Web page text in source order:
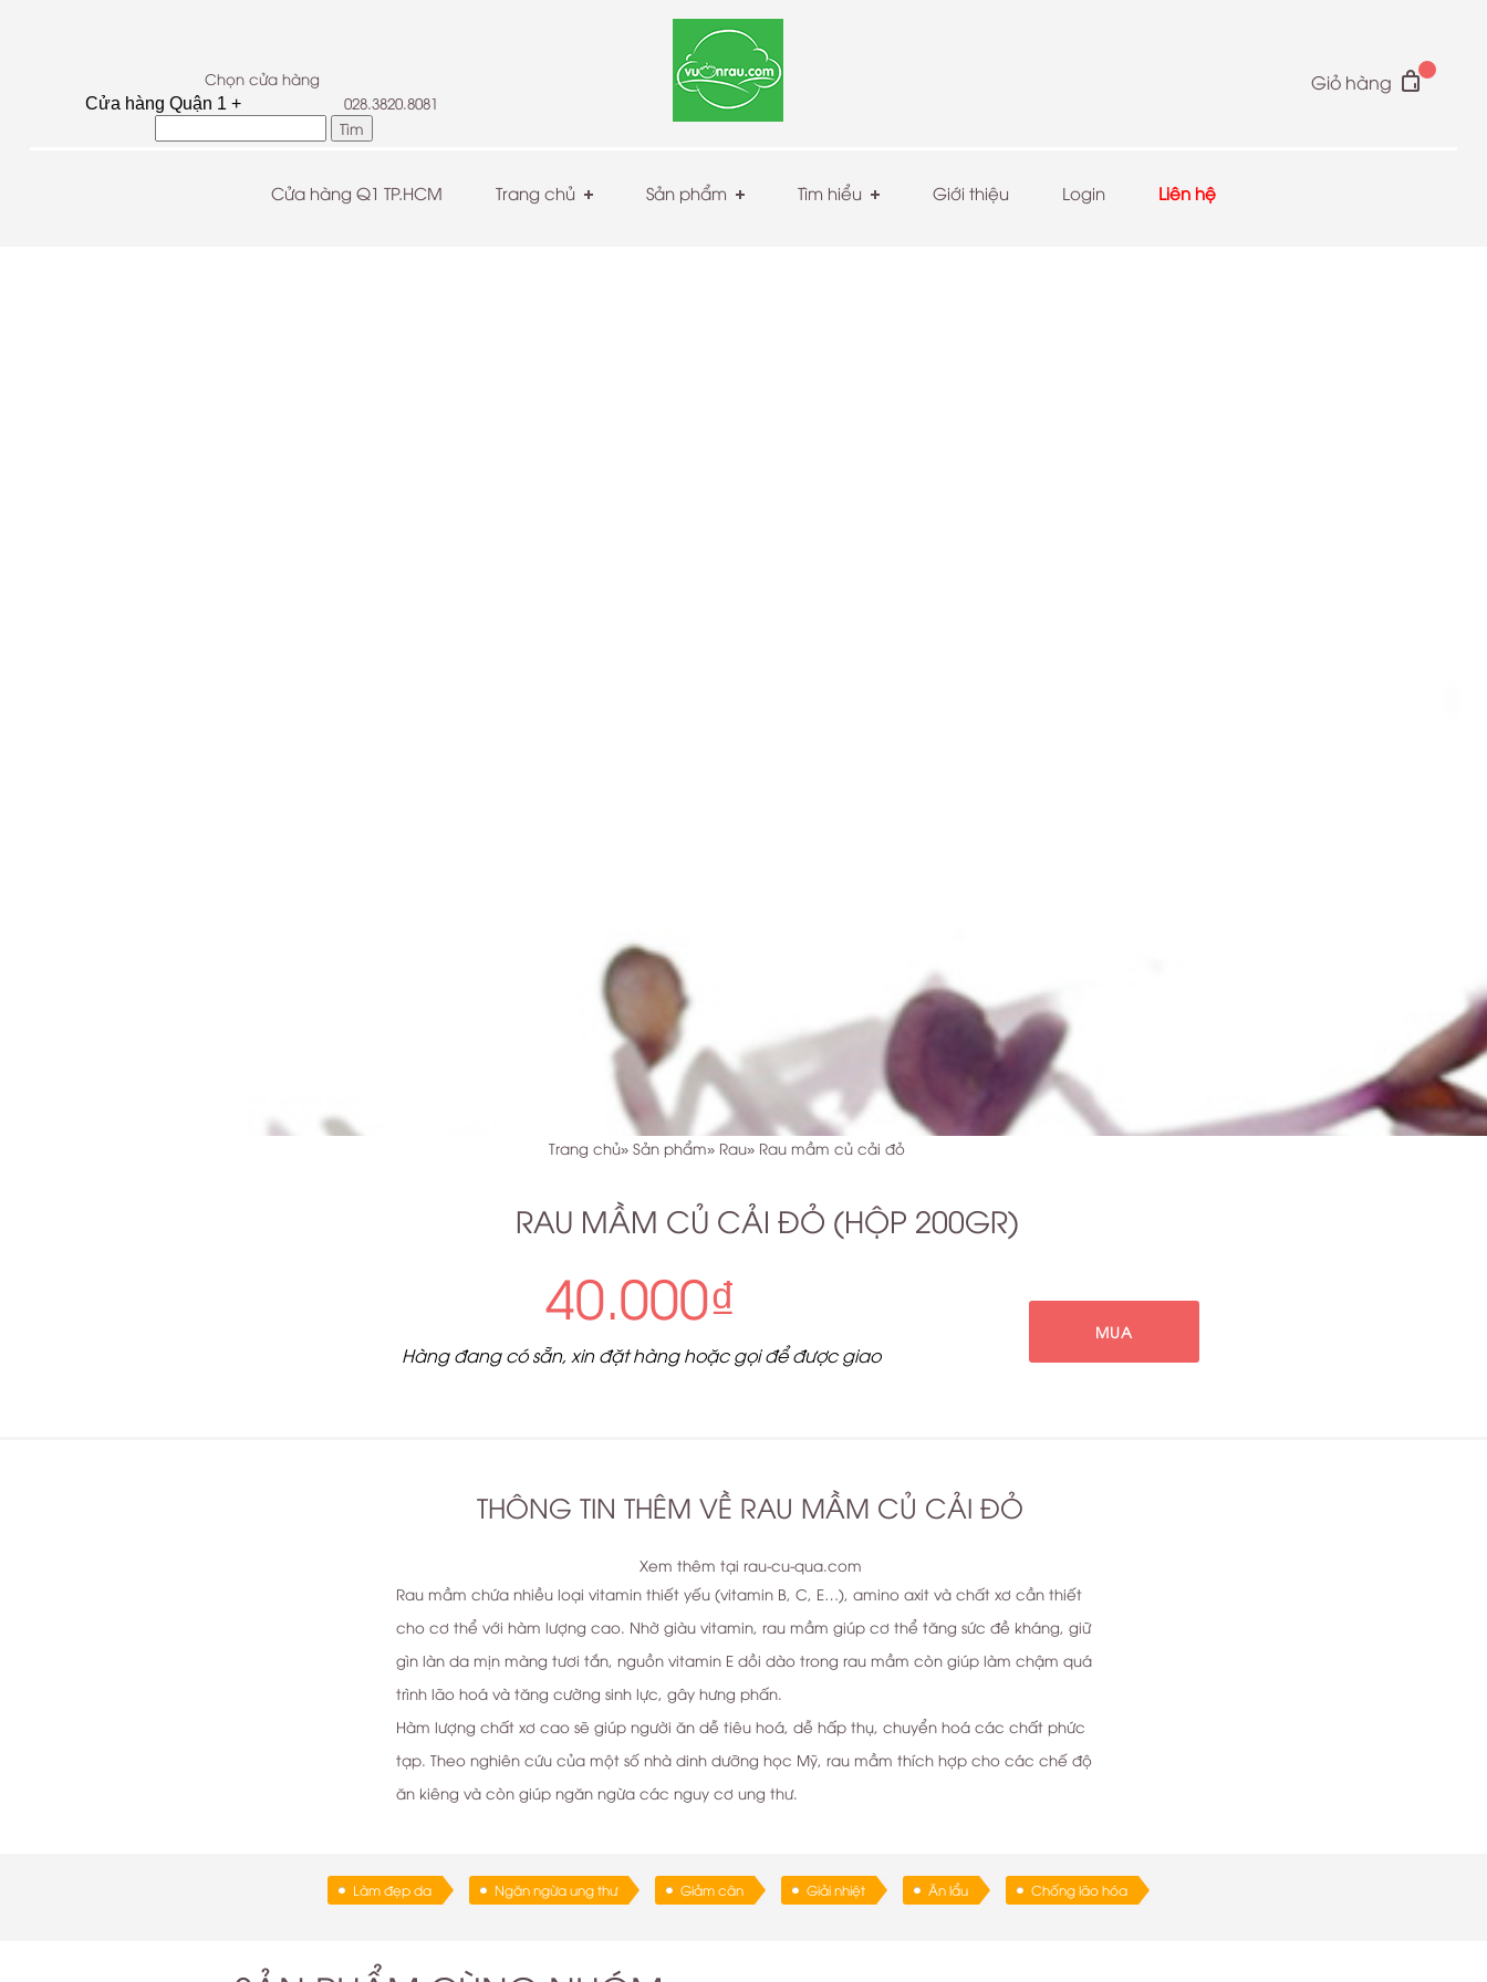
Chọn cửa hàng
028.3820.8081
Cửa hàng Q1 TP.HCM Trang chủ Sản phẩm Tìm hiểu Giới thiệu Login Liên hệ
Giỏ hàng
40.000₫
Trang chủ Sản phẩm Rau Rau mầm củ cải đỏ
RAU MẦM CỦ CẢI ĐỎ (HỘP 200GR)
40.000₫
Hàng đang có sẵn, xin đặt hàng hoặc gọi để được giao
MUA
THÔNG TIN THÊM VỀ RAU MẦM CỦ CẢI ĐỎ
Xem thêm tại rau-cu-qua.com
Rau mầm chứa nhiều loại vitamin thiết yếu (vitamin B, C, E…), amino axit và chất xơ cần thiết
cho cơ thể với hàm lượng cao. Nhờ giàu vitamin, rau mầm giúp cơ thể tăng sức đề kháng, giữ
gìn làn da mịn màng tươi tắn, nguồn vitamin E dồi dào trong rau mầm còn giúp làm chậm quá
trình lão hoá và tăng cường sinh lực, gây hưng phấn.
Hàm lượng chất xơ cao sẽ giúp người ăn dễ tiêu hoá, dễ hấp thụ, chuyển hoá các chất phức
tạp. Theo nghiên cứu của một số nhà dinh dưỡng học Mỹ, rau mầm thích hợp cho các chế độ
ăn kiêng và còn giúp ngăn ngừa các nguy cơ ung thư.
Làm đẹp da Ngăn ngừa ung thư Giảm cân Giải nhiệt Ăn lẩu Chống lão hóa